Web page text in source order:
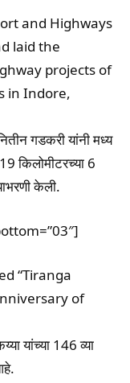
and Highways
laid the
projects of
in Indore,
गडकरी यांनी मध्य
किलोमीटरच्या 6
केली.
“Tiranga
of
यांच्या 146 व्या